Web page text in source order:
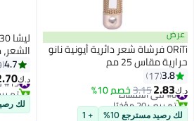
عرض
ORiTi فرشاة شعر دائرية أيونية نانو
حرارية مقاس 25 مم
3.8
17
د.ك‏2.83
3.15خصم 10% #8 في الأمشاط
تم بيع +20 مؤخرًا
#8 في الأمشاط
لك رصيد مسترجع 10% + 1
ثقوب
4.7
د.ك‏#15 في مشابك الشعر
تم بيع
#15 في مشابك الشعر
لك رصيد